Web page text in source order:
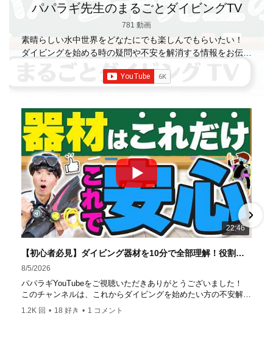
パパラギ先生のまるごとダイビングTV
781 動画
素晴らしい水中世界をどなたにでも楽しんでもらいたい！
ダイビングを始める時の疑問や不安を解消する情報をお伝え
業の国内最大規模のスキューバダイビングスクール。 PADI
の初心者ダイビングライセンス認定実績。 常駐のプロイン
ストラクターは40名ほど。 【初心者からプロレベルま
で！】 年間ファンダイブ開催数は1,000本を超え、初心者の
方でも安心して潜れるような初心者向けツアーを毎週開催
中！ 2021年マリンダイビング大賞
「講習が上手なダ
イビングスクール」部門
「教え方がうまいインストラク
ター」部門
「国内ダイビングサービス伊豆半島エリア」
部門
「国内ダイビングガイド伊豆半島エリア」部門 4冠
達成！ ――――――――――――――――― パパラギダイ
ビングスクール 本店 神奈川県 藤沢市 南藤沢10-4
はコチラ
https://www.papalagi.co.jp/staticpages/index.php/work
22:46
【初心者必見】ダイビング器材を10分で全部理解！役割・使い方をやさしく解説
8/5/2026
パパラギYouTubeをご視聴いただきありがとうございました！
このチャンネルは、これからダイビングを始めたい方の不安解消
や悩みごとを解消するためのチャンネルです
ひとりでも多くの方に、素敵なダイビングライフを送っていただ
1.2K 回 • 18 好き • 1 コメント